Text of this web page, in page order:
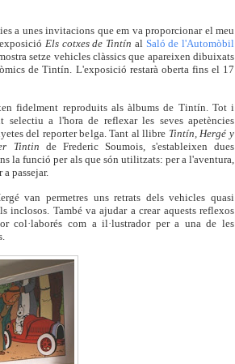
a unes invitacions que em va proporcionar el meu
Els cotxes de Tintín al Saló de l'Automòbil
setze vehicles clàssics que apareixen dibuixats
de Tintín. L'exposició restarà oberta fins el 17
fidelment reproduits als àlbums de Tintín. Tot i
selectiu a l'hora de reflexar les seves apetències
del reporter belga. Tant al llibre Tintín, Hergé y
Tintin de Frederic Soumois, s'estableixen dues
la funció per als que són utilitzats: per a l'aventura,
passejar.
van permetres uns retrats dels vehicles quasi
inclosos. També va ajudar a crear aquests reflexos
col·laborés com a il·lustrador per a una de les